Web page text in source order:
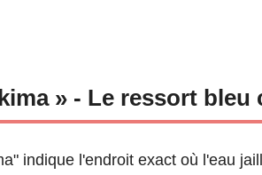
» - Le ressort bleu
indique l'endroit exact où l'eau